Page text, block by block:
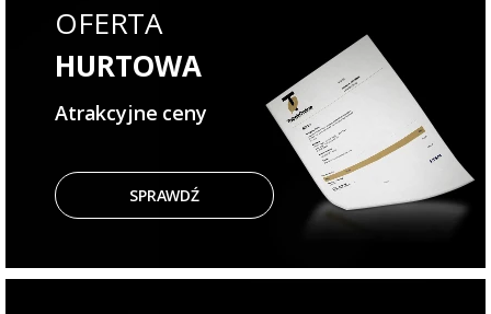
OFERTA
HURTOWA
Atrakcyjne ceny
SPRAWDŹ